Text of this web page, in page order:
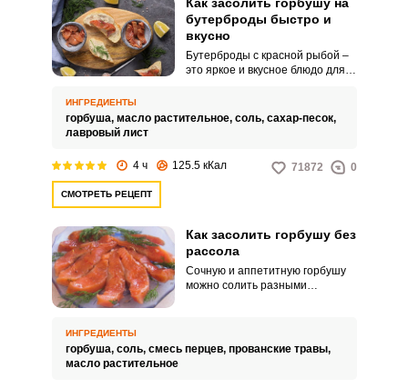
бутерброды быстро и
вкусно
Бутерброды с красной рыбой –
это яркое и вкусное блюдо для
можно засолить сочную и
ИНГРЕДИЕНТЫ
горбуша, масло растительное, соль, сахар-песок,
лавровый лист
4 ч 125.5 кКал 71872 0
СМОТРЕТЬ РЕЦЕПТ
Как засолить горбушу без
рассола
Сочную и аппетитную горбушу
можно солить разными
ИНГРЕДИЕНТЫ
горбуша, соль, смесь перцев, прованские травы,
масло растительное